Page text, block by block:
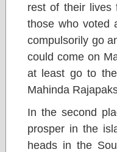
rest of their lives
those who voted
compulsorily go
could come on
at least go to
Mahinda
In the second
prosper in the
heads in the